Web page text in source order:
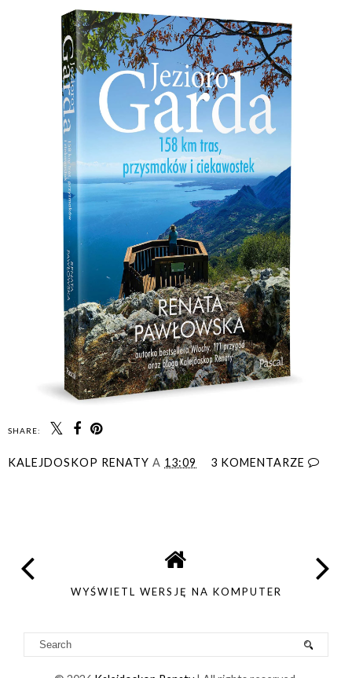
SHARE:
KALEJDOSKOP RENATY A 13:09 3 KOMENTARZE
WYŚWIETL WERSJĘ NA KOMPUTER